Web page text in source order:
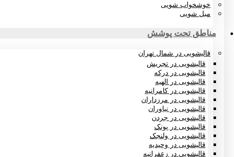
خوشخواب شویی
مبل شویی
مناطق تحت پوشش
قالیشویی در شمال تهران
قالیشویی در تجریش
قالیشویی در درکه
قالیشویی در الهیه
قالیشویی در کامرانیه
قالیشویی در مرزداران
قالیشویی در نیاوران
قالیشویی در جردن
قالیشویی در پونک
قالیشویی در ولنجک
قالیشویی در وحیدیه
قالیشویی در زعفرانیه